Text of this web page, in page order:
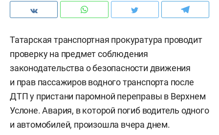
Татарская транспортная прокуратура проводит
проверку на предмет соблюдения
законодательства о безопасности движения
и прав пассажиров водного транспорта после
ДТП у пристани паромной переправы в Верхнем
Услоне. Авария, в которой погиб водитель одного
и автомобилей, произошла вчера днем.